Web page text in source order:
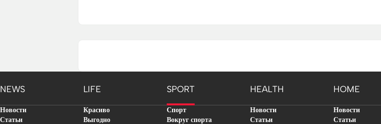
NEWS LIFE SPORT HEALTH HOME
Новости
Статьи
Красиво
Выгодно
Спорт
Вокруг спорта
Новости
Статьи
Новости
Статьи